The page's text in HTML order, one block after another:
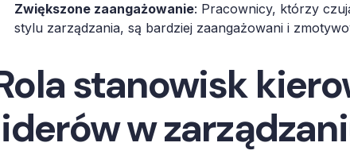
Zwiększone zaangażowanie: Pracownicy, którzy
stylu zarządzania, są bardziej zaangażowani i
stanowisk
w